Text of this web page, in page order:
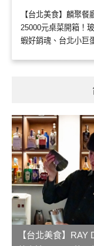
【台北美食】麟聚
25000元桌菜開箱！
蝦好銷魂、台北小巨
【台北美食】